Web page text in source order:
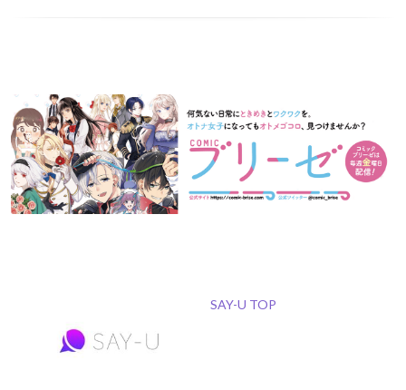
SAY-U TOP